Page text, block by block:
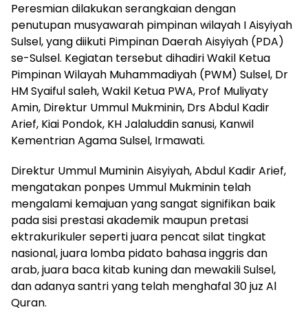
Peresmian dilakukan serangkaian dengan
penutupan musyawarah pimpinan wilayah I Aisyiyah
Sulsel, yang diikuti Pimpinan Daerah Aisyiyah (PDA)
se-Sulsel. Kegiatan tersebut dihadiri Wakil Ketua
Pimpinan Wilayah Muhammadiyah (PWM) Sulsel, Dr
HM Syaiful saleh, Wakil Ketua PWA, Prof Muliyaty
Amin, Direktur Ummul Mukminin, Drs Abdul Kadir
Arief, Kiai Pondok, KH Jalaluddin sanusi, Kanwil
Kementrian Agama Sulsel, Irmawati.
Direktur Ummul Muminin Aisyiyah, Abdul Kadir Arief,
mengatakan ponpes Ummul Mukminin telah
mengalami kemajuan yang sangat signifikan baik
pada sisi prestasi akademik maupun pretasi
ektrakurikuler seperti juara pencat silat tingkat
nasional, juara lomba pidato bahasa inggris dan
arab, juara baca kitab kuning dan mewakili Sulsel,
dan adanya santri yang telah menghafal 30 juz Al
Quran.